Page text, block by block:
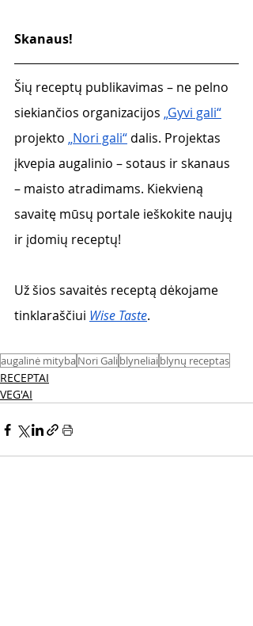
Skanaus!
Šių receptų publikavimas – ne pelno
siekiančios organizacijos „Gyvi gali“
projekto „Nori gali“ dalis. Projektas
įkvepia augalinio – sotaus ir skanaus
– maisto atradimams. Kiekvieną
savaitę mūsų portale ieškokite naujų
ir įdomių receptų!
Už šios savaitės receptą dėkojame
tinklaraščiui Wise Taste.
augalinė mitybaNori Galiblyneliaiblynų receptas
RECEPTAI
VEG'AI